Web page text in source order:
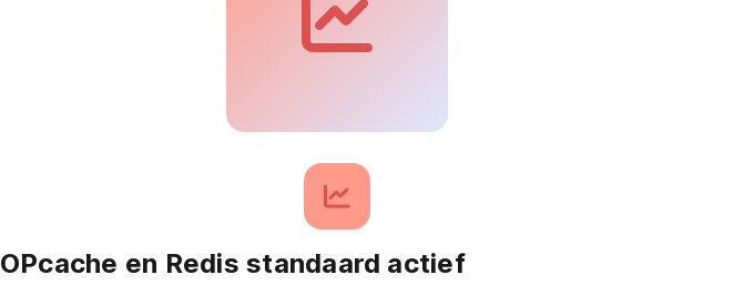
OPcache en Redis standaard actief